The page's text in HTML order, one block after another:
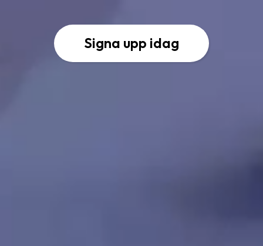
Signa upp idag